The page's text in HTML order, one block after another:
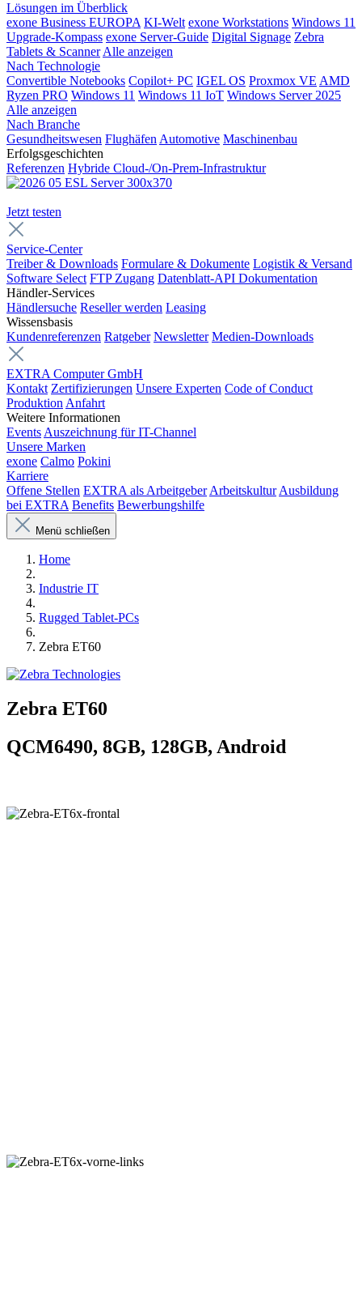
Lösungen im Überblick
exone Business EUROPA KI-Welt exone Workstations Windows 11
Upgrade-Kompass exone Server-Guide Digital Signage Zebra
Tablets & Scanner Alle anzeigen
Nach Technologie
Convertible Notebooks Copilot+ PC IGEL OS Proxmox VE AMD
Ryzen PRO Windows 11 Windows 11 IoT Windows Server 2025
Alle anzeigen
Nach Branche
Gesundheitswesen Flughäfen Automotive Maschinenbau
Erfolgsgeschichten
Referenzen Hybride Cloud-/On-Prem-Infrastruktur
Jetzt testen
Service-Center
Treiber & Downloads Formulare & Dokumente Logistik & Versand
Software Select FTP Zugang Datenblatt-API Dokumentation
Händler-Services
Händlersuche Reseller werden Leasing
Wissensbasis
Kundenreferenzen Ratgeber Newsletter Medien-Downloads
EXTRA Computer GmbH
Kontakt Zertifizierungen Unsere Experten Code of Conduct
Produktion Anfahrt
Weitere Informationen
Events Auszeichnung für IT-Channel
Unsere Marken
exone Calmo Pokini
Karriere
Offene Stellen EXTRA als Arbeitgeber Arbeitskultur Ausbildung
bei EXTRA Benefits Bewerbungshilfe
Menü schließen
Home
Industrie IT
Rugged Tablet-PCs
Zebra ET60
Zebra ET60
QCM6490, 8GB, 128GB, Android